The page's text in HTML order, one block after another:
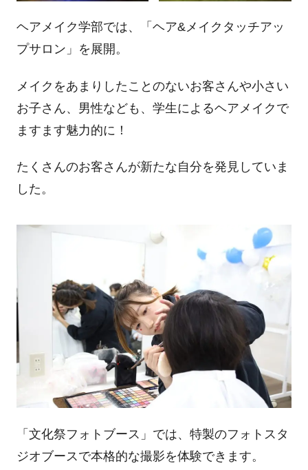
ヘアメイク学部では、「ヘア&メイクタッチアッ
プサロン」を展開。
メイクをあまりしたことのないお客さんや小さい
お子さん、男性なども、学生によるヘアメイクで
ますます魅力的に！
たくさんのお客さんが新たな自分を発見していま
した。
「文化祭フォトブース」では、特製のフォトスタ
ジオブースで本格的な撮影を体験できます。